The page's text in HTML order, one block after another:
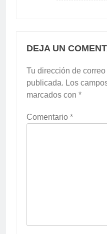
DEJA UN
Tu dirección de
publicada. Los
marcados con *
Comentario *